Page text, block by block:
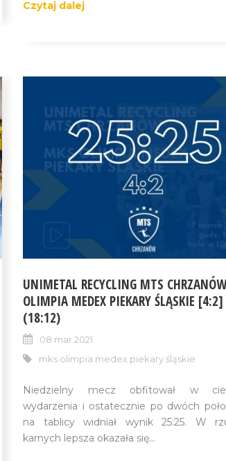
Czytaj dalej
UNIMETAL RECYCLING MTS
OLIMPIA MEDEX PIEKARY ŚLĄSKIE
(18:12)
08 mar 2021
mks olimpia medex piekary śląskie
Niedzielny mecz obfitował w
wydarzenia i ostatecznie po dwóch
na tablicy widniał wynik 25:25. W
karnych lepsza okazała się...